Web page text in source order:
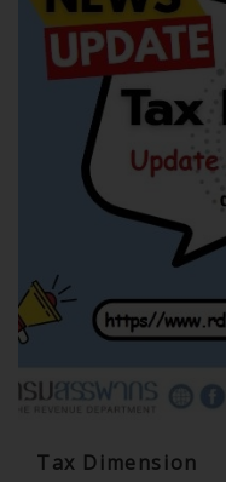
Tax Dimension